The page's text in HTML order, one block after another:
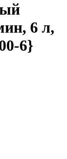
6 л,
6}